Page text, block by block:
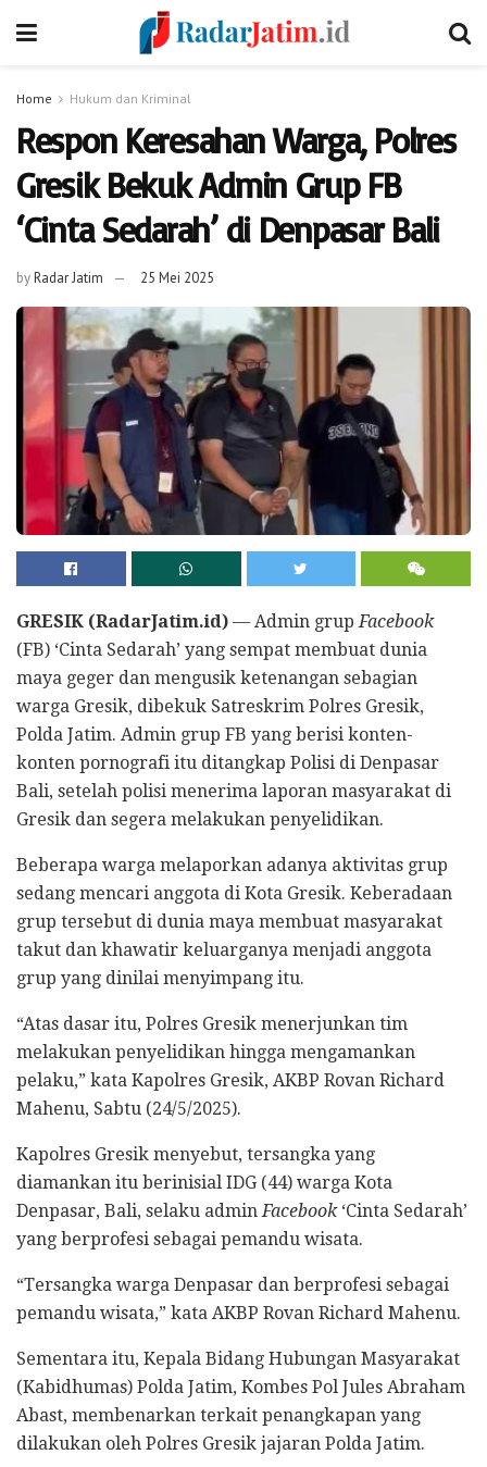
Home Hukum dan Kriminal
Respon Keresahan Warga, Polres
Gresik Bekuk Admin Grup FB
‘Cinta Sedarah’ di Denpasar Bali
byRadar Jatim 25 Mei 2025
GRESIK (RadarJatim.id) — Admin grupFacebook
(FB) ‘Cinta Sedarah’ yang sempat membuat dunia
maya geger dan mengusik ketenangan sebagian
warga Gresik, dibekuk Satreskrim Polres Gresik,
Polda Jatim. Admin grup FB yang berisi konten-
konten pornografi itu ditangkap Polisi di Denpasar
Bali, setelah polisi menerima laporan masyarakat di
Gresik dan segera melakukan penyelidikan.
Beberapa warga melaporkan adanya aktivitas grup
sedang mencari anggota di Kota Gresik. Keberadaan
grup tersebut di dunia maya membuat masyarakat
takut dan khawatir keluarganya menjadi anggota
grup yang dinilai menyimpang itu.
“Atas dasar itu, Polres Gresik menerjunkan tim
melakukan penyelidikan hingga mengamankan
pelaku,” kata Kapolres Gresik, AKBP Rovan Richard
Mahenu, Sabtu (24/5/2025).
Kapolres Gresik menyebut, tersangka yang
diamankan itu berinisial IDG (44) warga Kota
Denpasar, Bali, selaku adminFacebook‘Cinta Sedarah’
yang berprofesi sebagai pemandu wisata.
“Tersangka warga Denpasar dan berprofesi sebagai
pemandu wisata,” kata AKBP Rovan Richard Mahenu.
Sementara itu, Kepala Bidang Hubungan Masyarakat
(Kabidhumas) Polda Jatim, Kombes Pol Jules Abraham
Abast, membenarkan terkait penangkapan yang
dilakukan oleh Polres Gresik jajaran Polda Jatim.